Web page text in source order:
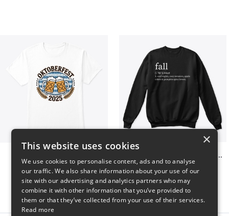
$41
Fall Definition Pumpkin Spice Lovers
$35
×
This website uses cookies
We use cookies to personalise content, ads and to analyse
our traffic. We also share information about your use of our
site with our advertising and analytics partners who may
combine it with other information that you’ve provided to
them or that they’ve collected from your use of their services.
Read more